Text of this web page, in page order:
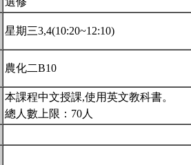
星期三3,4(10:20~12:10)
農化二B10
本課程中文授課,使用英文教科書。
總人數上限：70人